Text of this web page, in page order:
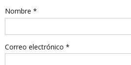
Nombre *
Correo electrónico *